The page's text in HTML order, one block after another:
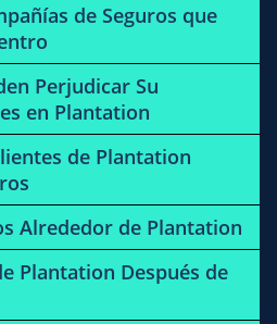
de Seguros que
Perjudicar Su
en Plantation
de Plantation
Alrededor de Plantation
Plantation Después de